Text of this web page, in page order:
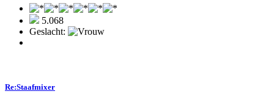
5.068
Geslacht:
Re:Staafmixer